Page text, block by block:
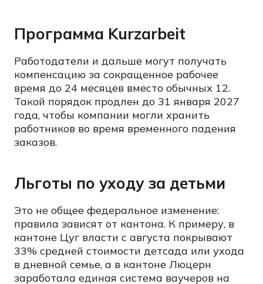
Программа Kurzarbeit
Работодатели и дальше могут получать
компенсацию за сокращенное рабочее
время до 24 месяцев вместо обычных 12.
Такой порядок продлен до 31 января 2027
года, чтобы компании могли хранить
работников во время временного падения
заказов.
Льготы по уходу за детьми
Это не общее федеральное изменение:
правила зависят от кантона. К примеру, в
кантоне Цуг власти с августа покрывают
33% средней стоимости детсада или ухода
в дневной семье, а в кантоне Люцерн
заработала единая система ваучеров на